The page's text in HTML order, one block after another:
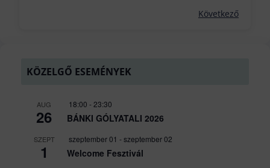
Következő
KÖZELGŐ ESEMÉNYEK
AUG
26
18:00 - 23:30
BÁNKI GÓLYATALI 2026
SZEPT
1
szeptember 01 -szeptember 02
Welcome Fesztivál